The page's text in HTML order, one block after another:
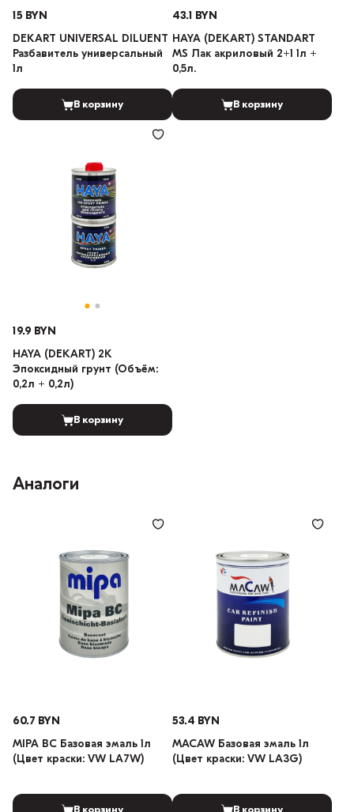
15 BYN
DEKART UNIVERSAL DILUENT
Разбавитель универсальный
1л
В корзину
43.1 BYN
HAYA (DEKART) STANDART
MS Лак акриловый 2+1 1л +
0,5л.
В корзину
19.9 BYN
HAYA (DEKART) 2K
Эпоксидный грунт (Объём:
0,2л + 0,2л)
В корзину
Аналоги
60.7 BYN
MIPA BC Базовая эмаль 1л
(Цвет краски: VW LA7W)
В корзину
53.4 BYN
MACAW Базовая эмаль 1л
(Цвет краски: VW LA3G)
В корзину